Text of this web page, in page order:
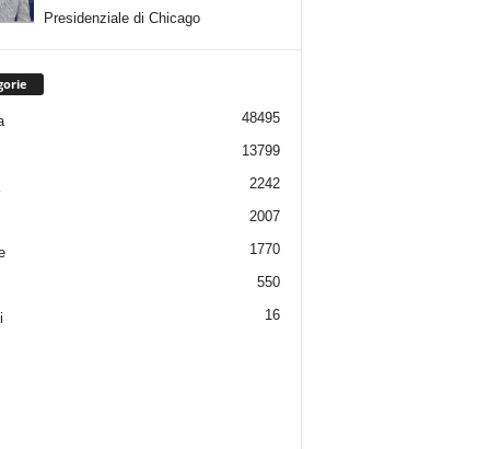
Presidenziale di Chicago
48495
13799
2242
2007
1770
550
16